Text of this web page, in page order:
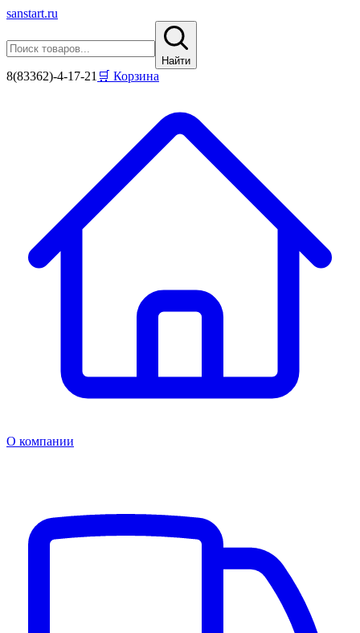
sanstart.ru
Найти
8(83362)-4-17-21 🛒 Корзина
О компании